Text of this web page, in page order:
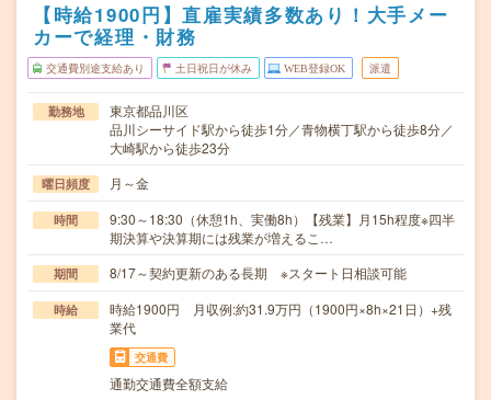
【時給1900円】直雇実績多数あり！大手メー
カーで経理・財務
交通費別途支給あり 土日祝日が休み WEB登録OK 派遣
勤務地
東京都品川区
品川シーサイド駅から徒歩1分／青物横丁駅から徒歩8分／
大崎駅から徒歩23分
曜日頻度 月～金
時間
9:30～18:30（休憩1h、実働8h）【残業】月15h程度※四半
期決算や決算期には残業が増えるこ…
期間 8/17～契約更新のある長期 ※スタート日相談可能
時給
時給1900円 月収例:約31.9万円（1900円×8h×21日）+残
業代
交通費
通勤交通費全額支給